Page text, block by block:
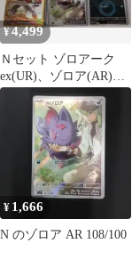
¥4,499
Ｎセット ゾロアーク
ex(UR)、ゾロア(AR)、
(悪ミラー)、他ノーマ
¥ 1,666
N のゾロア AR 108/100